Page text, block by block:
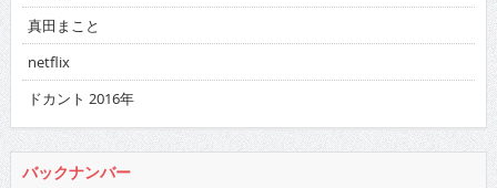
真田まこと
netflix
ドカント 2016年
バックナンバー